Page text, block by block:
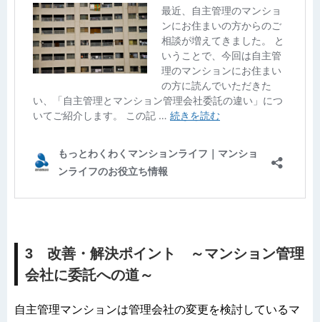
3 改善・解決ポイント ～マンション管理
会社に委託への道～
自主管理マンションは管理会社の変更を検討しているマ